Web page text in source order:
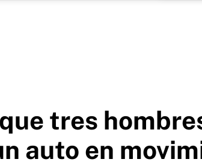
tres
auto en